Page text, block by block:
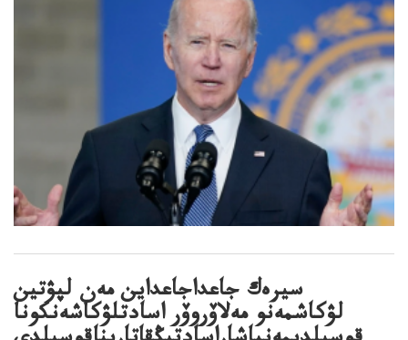
سيرەك جاعداجاعداين مەن لپۋتين
لۋكاشمەنو مەلاۆروۆر اسادتلۋكاشەنكونا